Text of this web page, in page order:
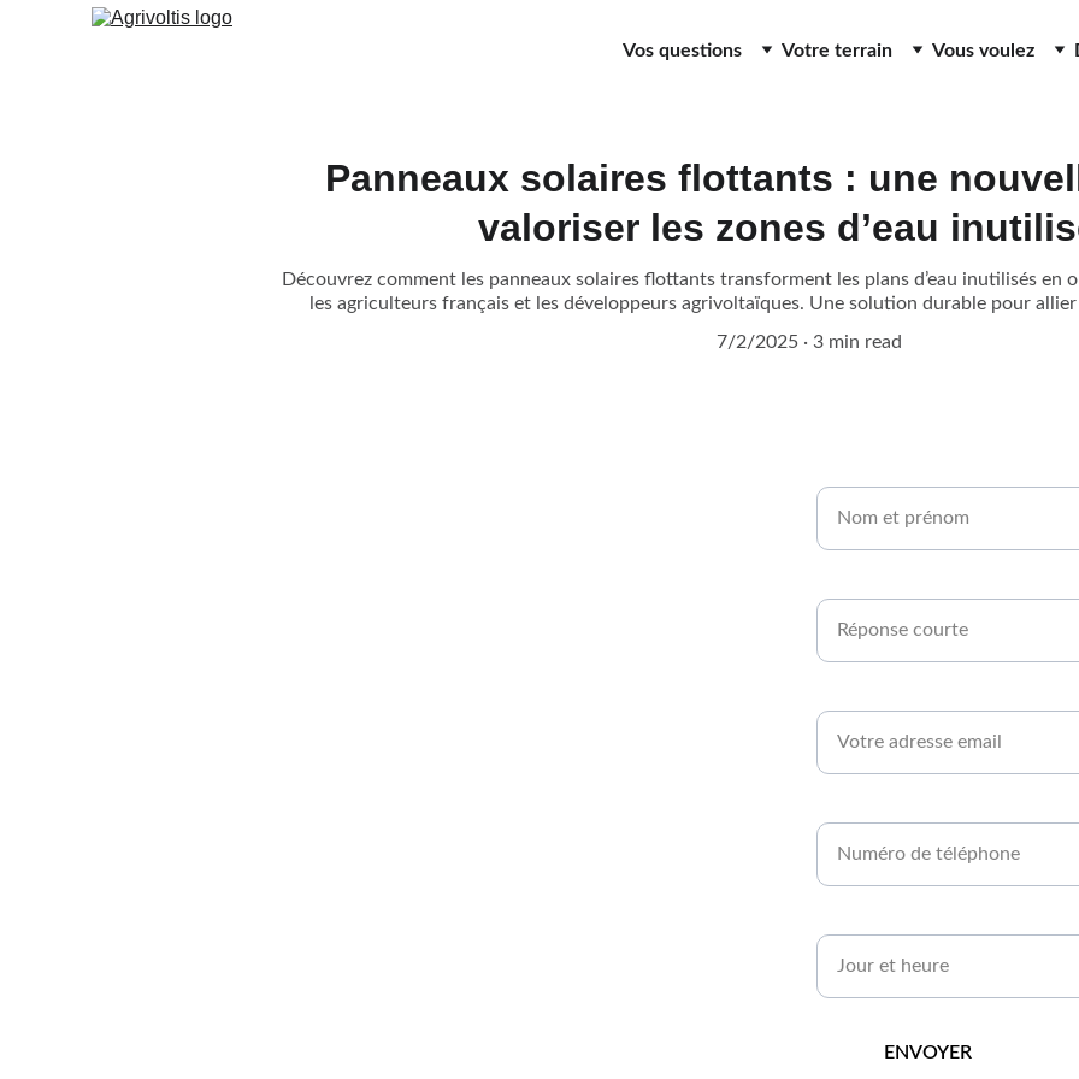
Vos questions Votre terrain Vous voulez
Panneaux solaires flottants : une
valoriser les zones d’eau
Découvrez comment les panneaux solaires flottants transforment les plans d’eau inutilisés en
les agriculteurs français et les développeurs agrivoltaïques. Une solution durable pour
7/2/2025
3 min read
ENVOYER